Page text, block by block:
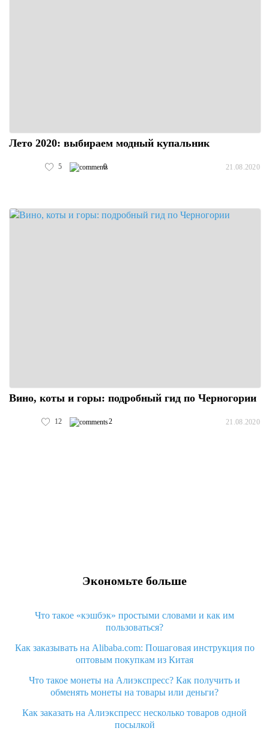
Лето 2020: выбираем модный купальник
5 0 21.08.2020
Вино, коты и горы: подробный гид по Черногории
12 2 21.08.2020
Экономьте больше
Что такое «кэшбэк» простыми словами и как им
пользоваться?
Как заказывать на Alibaba.com: Пошаговая инструкция по
оптовым покупкам из Китая
Что такое монеты на Алиэкспресс? Как получить и
обменять монеты на товары или деньги?
Как заказать на Алиэкспресс несколько товаров одной
посылкой